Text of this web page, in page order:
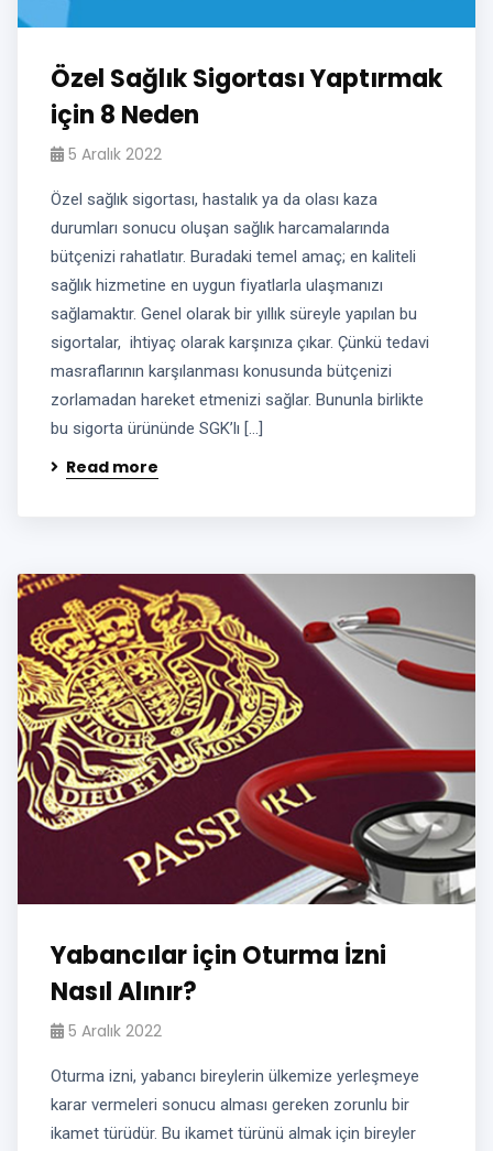
Özel Sağlık Sigortası Yaptırmak
için 8 Neden
5 Aralık 2022
Özel sağlık sigortası, hastalık ya da olası kaza
durumları sonucu oluşan sağlık harcamalarında
bütçenizi rahatlatır. Buradaki temel amaç; en kaliteli
sağlık hizmetine en uygun fiyatlarla ulaşmanızı
sağlamaktır. Genel olarak bir yıllık süreyle yapılan bu
sigortalar, ihtiyaç olarak karşınıza çıkar. Çünkü tedavi
masraflarının karşılanması konusunda bütçenizi
zorlamadan hareket etmenizi sağlar. Bununla birlikte
bu sigorta ürününde SGK’lı […]
Read more
Yabancılar için Oturma İzni
Nasıl Alınır?
5 Aralık 2022
Oturma izni, yabancı bireylerin ülkemize yerleşmeye
karar vermeleri sonucu alması gereken zorunlu bir
ikamet türüdür. Bu ikamet türünü almak için bireyler